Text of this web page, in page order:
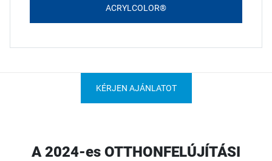
ACRYLCOLOR®
KÉRJEN AJÁNLATOT
A 2024-es OTTHONFELÚJÍTÁSI